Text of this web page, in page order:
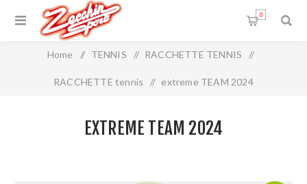
0
Home / TENNIS / RACCHETTE TENNIS /
RACCHETTE tennis / extreme TEAM 2024
EXTREME TEAM 2024